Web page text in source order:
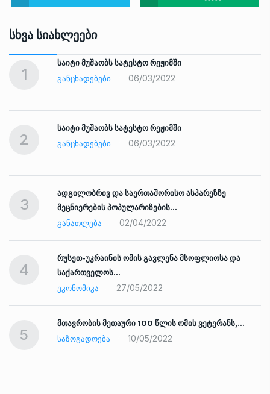
Სხვა Სიახლეები
1
საიტი მუშაობს სატესტო რეჟიმში
ᲒᲐᲜᲪᲮᲐᲓᲔᲑᲔᲑᲘ
06/03/2022
2
საიტი მუშაობს სატესტო რეჟიმში
ᲒᲐᲜᲪᲮᲐᲓᲔᲑᲔᲑᲘ
06/03/2022
3
ადგილობრივ და საერთაშორისო ასპარეზზე
მეცნიერების პოპულარიზების…
ᲒᲐᲜᲐᲗᲚᲔᲑᲐ
02/04/2022
4
რუსეთ-უკრაინის ომის გავლენა მსოფლიოსა და
საქართველოს…
ᲔᲙᲝᲜᲝᲛᲘᲙᲐ
27/05/2022
5
მთავრობის მეთაური 100 წლის ომის ვეტერანს,…
ᲡᲐᲖᲝᲒᲐᲓᲝᲔᲑᲐ
10/05/2022